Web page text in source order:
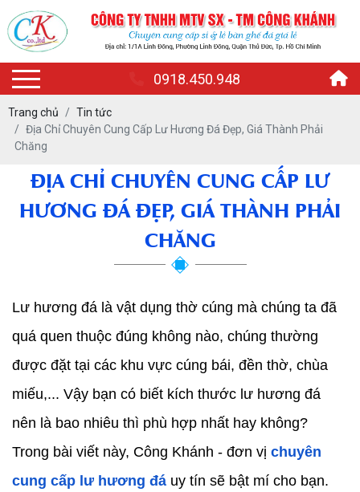
0918.450.948
Trang chủ
Tin tức
Địa Chỉ Chuyên Cung Cấp Lư Hương Đá Đẹp, Giá Thành Phải
Chăng
ĐỊA CHỈ CHUYÊN CUNG CẤP LƯ
HƯƠNG ĐÁ ĐẸP, GIÁ THÀNH PHẢI
CHĂNG
Lư hương đá là vật dụng thờ cúng mà chúng ta đã
quá quen thuộc đúng không nào, chúng thường
được đặt tại các khu vực cúng bái, đền thờ, chùa
miếu,... Vậy bạn có biết kích thước lư hương đá
nên là bao nhiêu thì phù hợp nhất hay không?
Trong bài viết này, Công Khánh - đơn vị chuyên
cung cấp lư hương đá uy tín sẽ bật mí cho bạn.